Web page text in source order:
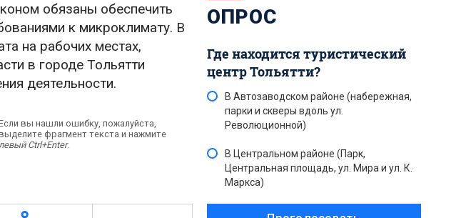
обязаны обеспечить
к микроклимату. В
на рабочих местах,
в городе Тольятти
деятельности.
вы нашли ошибку, пожалуйста,
фрагмент текста и нажмите
Ctrl+Enter.
ОПРОС
Где находится туристический
центр Тольятти?
В Автозаводском районе (набережная,
парки и скверы вдоль ул.
Революционной)
В Центральном районе (Парк,
Центральная площадь, ул. Мира и ул. К.
Маркса)